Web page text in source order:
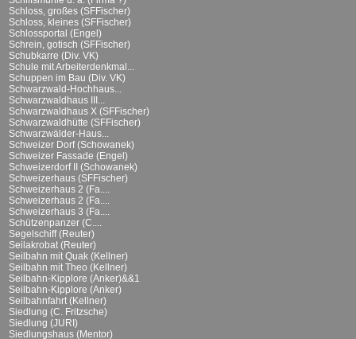
Schloss, großes (SFFischer)
Schloss, kleines (SFFischer)
Schlossportal (Engel)
Schrein, gotisch (SFFischer)
Schubkarre (Div. VK)
Schule mit Arbeiterdenkmal...
Schuppen im Bau (Div. VK)
Schwarzwald-Hochhaus...
Schwarzwaldhaus III...
Schwarzwaldhaus X (SFFischer)
Schwarzwaldhütte (SFFischer)
Schwarzwälder-Haus...
Schweizer Dorf (Schowanek)
Schweizer Fassade (Engel)
Schweizerdorf II (Schowanek)
Schweizerhaus (SFFischer)
Schweizerhaus 2 (Fa....
Schweizerhaus 2 (Fa....
Schweizerhaus 3 (Fa....
Schützenpanzer (C....
Segelschiff (Reuter)
Seilakrobat (Reuter)
Seilbahn mit Quak (Kellner)
Seilbahn mit Theo (Kellner)
Seilbahn-Kipplore (Anker)&&1
Seilbahn-Kipplore (Anker)
Seilbahnfahrt (Kellner)
Siedlung (C. Fritzsche)
Siedlung (JURI)
Siedlungshaus (Mentor)